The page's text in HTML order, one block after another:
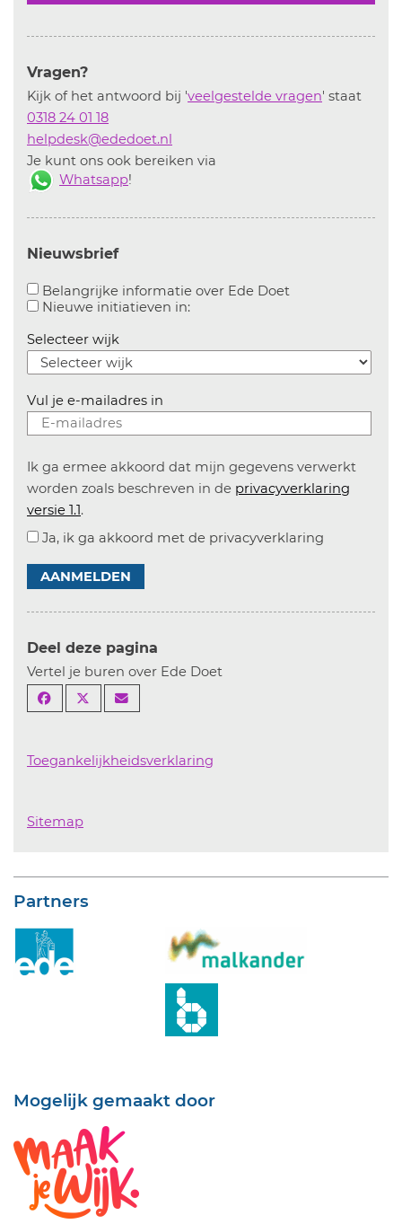
Vragen?
Kijk of het antwoord bij 'veelgestelde vragen' staat
0318 24 01 18
helpdesk@ededoet.nl
Je kunt ons ook bereiken via
Whatsapp!
Nieuwsbrief
Belangrijke informatie over Ede Doet
Nieuwe initiatieven in:Aanvinken om informatie over
Selecteer wijk
Vul je e-mailadres in
Ik ga ermee akkoord dat mijn gegevens verwerkt
worden zoals beschreven in de privacyverklaring
versie 1.1.
Ja, ik ga akkoord met de privacyverklaring
AANMELDEN
Deel deze pagina
Vertel je buren over Ede Doet
Toegankelijkheidsverklaring
Sitemap
Partners
Mogelijk gemaakt door